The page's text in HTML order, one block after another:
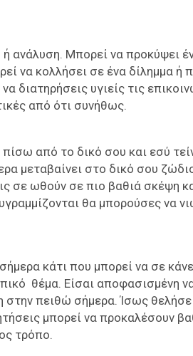
ανάλυση. Μπορεί να προκύψει
να κολλήσει σε ένα δίλημμα ή
διατηρήσεις υγιείς τις
από ότι συνήθως.
από το δικό σου και εσύ
μεταβαίνει στο δικό σου
σε ωθούν σε πιο βαθιά σκέψη
θα μπορούσες να
κάτι που μπορεί να σε
θέμα. Είσαι αποφασισμένη
στην πειθώ σήμερα. Ίσως
μπορεί να προκαλέσουν
τρόπο.